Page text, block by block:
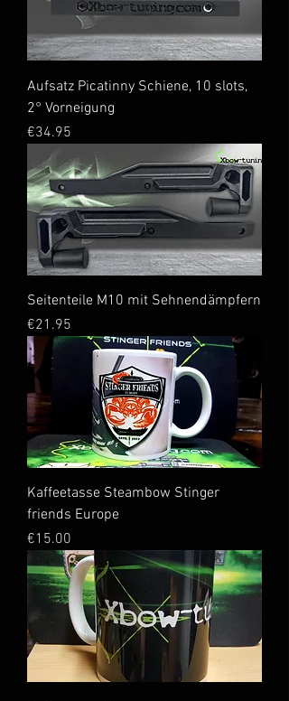
Aufsatz Picatinny Schiene, 10 slots,
2° Vorneigung
Price
€34.95
Seitenteile M10 mit Sehnendämpfern
Price
€21.95
Kaffeetasse Steambow Stinger
friends Europe
Price
€15.00